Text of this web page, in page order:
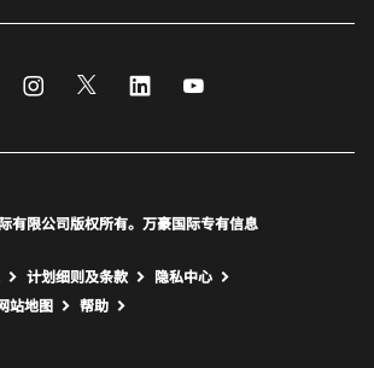
FacebookInstagram
Twitter LinkedIn
有限公司版权所有。万豪国际专有信息
计划细则及条款
隐私中心
站地图 打开新窗口
帮助